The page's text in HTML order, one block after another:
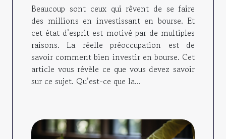
Beaucoup sont ceux qui rêvent de se faire
des millions en investissant en bourse. Et
cet état d’esprit est motivé par de multiples
raisons. La réelle préoccupation est de
savoir comment bien investir en bourse. Cet
article vous révèle ce que vous devez savoir
sur ce sujet. Qu’est-ce que la...